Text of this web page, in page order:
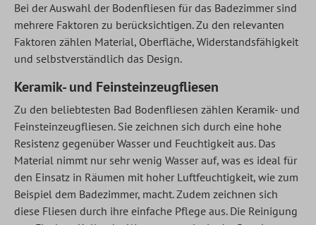
Bei der Auswahl der Bodenfliesen für das Badezimmer sind
mehrere Faktoren zu berücksichtigen. Zu den relevanten
Faktoren zählen Material, Oberfläche, Widerstandsfähigkeit
und selbstverständlich das Design.
Keramik- und Feinsteinzeugfliesen
Zu den beliebtesten Bad Bodenfliesen zählen Keramik- und
Feinsteinzeugfliesen. Sie zeichnen sich durch eine hohe
Resistenz gegenüber Wasser und Feuchtigkeit aus. Das
Material nimmt nur sehr wenig Wasser auf, was es ideal für
den Einsatz in Räumen mit hoher Luftfeuchtigkeit, wie zum
Beispiel dem Badezimmer, macht. Zudem zeichnen sich
diese Fliesen durch ihre einfache Pflege aus. Die Reinigung